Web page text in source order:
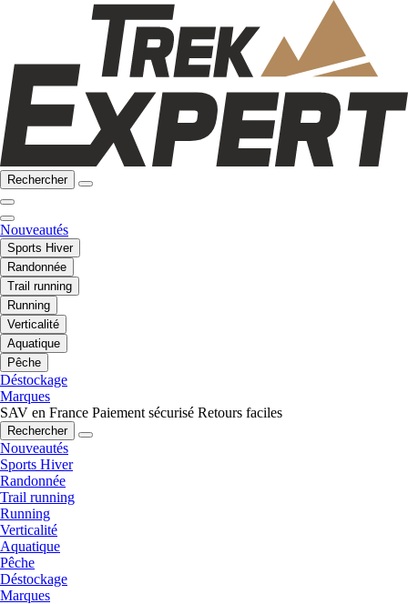
Rechercher
Nouveautés
Sports Hiver
Randonnée
Trail running
Running
Verticalité
Aquatique
Pêche
Déstockage
Marques
SAV en France Paiement sécurisé Retours faciles
Rechercher
Nouveautés
Sports Hiver
Randonnée
Trail running
Running
Verticalité
Aquatique
Pêche
Déstockage
Marques